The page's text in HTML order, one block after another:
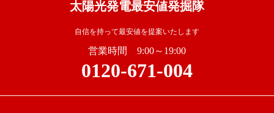
太陽光発電最安値発掘隊
自信を持って最安値を提案いたします
営業時間 9:00～19:00
0120-671-004